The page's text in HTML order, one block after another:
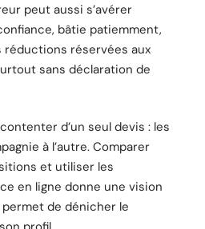
peut aussi s’avérer
bâtie patiemment,
réservées aux
sans déclaration de
d’un seul devis : les
à l’autre. Comparer
et utiliser les
en ligne donne une vision
de dénicher le